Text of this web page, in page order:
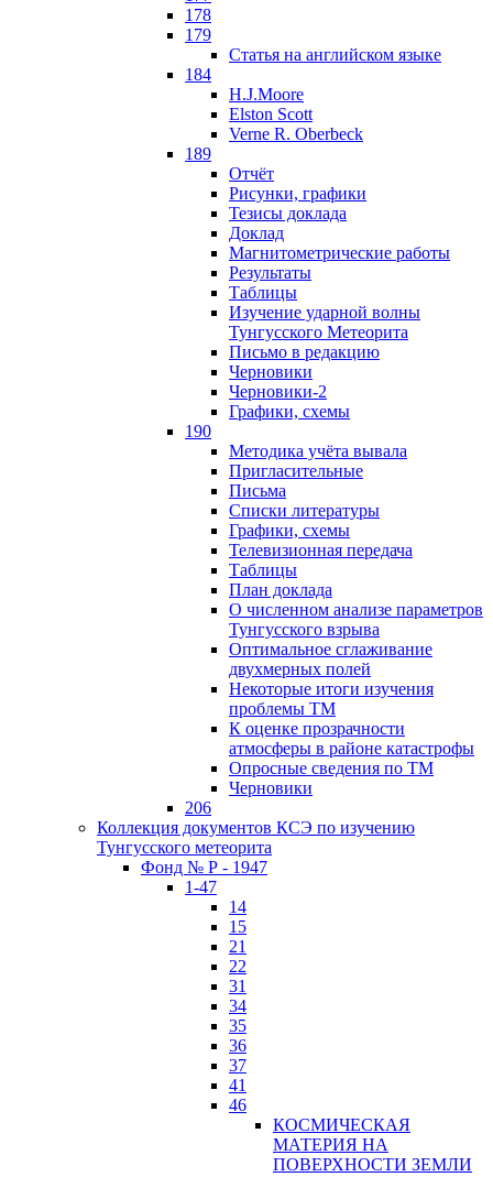
178
179
Статья на английском языке
184
H.J.Moore
Elston Scott
Verne R. Oberbeck
189
Отчёт
Рисунки, графики
Тезисы доклада
Доклад
Магнитометрические работы
Результаты
Таблицы
Изучение ударной волны
Тунгусского Метеорита
Письмо в редакцию
Черновики
Черновики-2
Графики, схемы
190
Методика учёта вывала
Пригласительные
Письма
Списки литературы
Графики, схемы
Телевизионная передача
Таблицы
План доклада
О численном анализе параметров
Тунгусского взрыва
Оптимальное сглаживание
двухмерных полей
Некоторые итоги изучения
проблемы ТМ
К оценке прозрачности
атмосферы в районе катастрофы
Опросные сведения по ТМ
Черновики
206
Коллекция документов КСЭ по изучению
Тунгусского метеорита
Фонд № Р - 1947
1-47
14
15
21
22
31
34
35
36
37
41
46
КОСМИЧЕСКАЯ
МАТЕРИЯ НА
ПОВЕРХНОСТИ ЗЕМЛИ